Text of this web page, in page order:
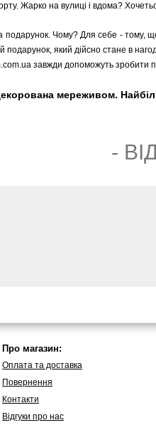
Жарко на вулиці і вдома?
подарунок. Чому? Для себе - тому,
який дійсно стане в
завжди допоможуть зробити
мереживом.
-
Про магазин:
Оплата та доставка
Повернення
Контакти
Вiдгуки про нас